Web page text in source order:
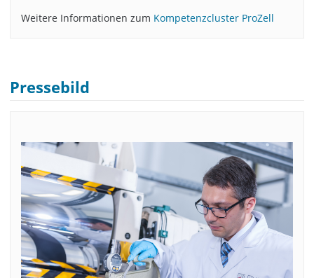
Weitere Informationen zum Kompetenzcluster ProZell
Pressebild